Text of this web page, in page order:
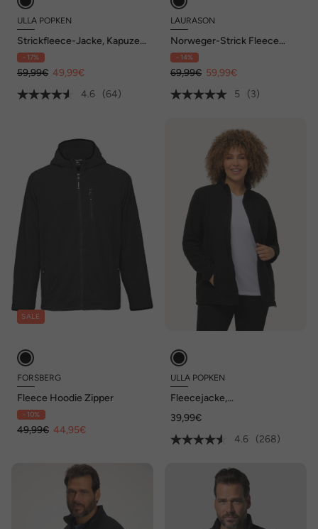
ULLA POPKEN
Strickfleece-Jacke, Kapuze,
Reißverschlusstaschen
- 17%
59,99€ 49,99€
4.6
(64)
LAURASON
Norweger-Strick Fleece
Kleid, Langarm, Stehkragen
- 14%
69,99€ 59,99€
5
(3)
SALE
FORSBERG
Fleece Hoodie Zipper
- 10%
49,99€ 44,95€
ULLA POPKEN
Fleecejacke,
Innenjacke, recycelt
39,99€
4.6
(268)